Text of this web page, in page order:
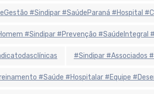
#Sindipar #SaúdeParaná #Hospital
#Sindipar #Prevenção #SaúdeIntegral
#Sindipar #Associados
#Saúde #Hospitalar #Equipe